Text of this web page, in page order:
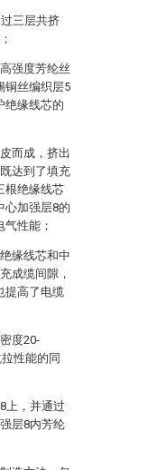
三层共挤
强度芳纶丝
铜丝编织层5
绝缘线芯的
而成，挤出
达到了填充
根绝缘线芯
心加强层8的
性能；
缘线芯和中
成缆间隙，
提高了电缆
度20-
性能的同
上，并通过
层8内芳纶